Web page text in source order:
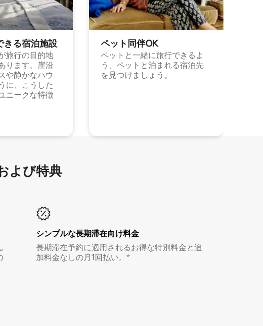
き⁠る宿⁠泊施⁠設
旅行の目的地
ります。崖沿
や静かなハウ
に、こうした
ニークな特徴
ペット同⁠伴OK
ペットと一緒に旅行できるよ
う、ペットと泊まれる宿泊先
を見つけましょう。
よび特⁠典
シンプルな長期滞在向け料金
長期滞在予約に適用されるお得な特別料金と追
加料金なしの月1回払い。*